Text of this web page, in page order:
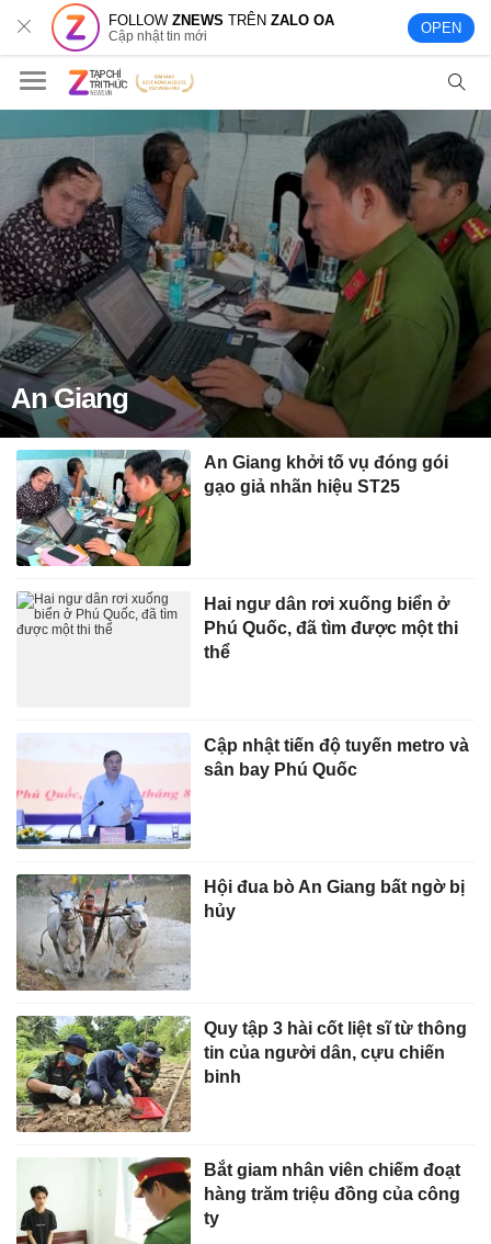
FOLLOWZNEWS TRÊNZALO OA
Cập nhật tin mới OPEN
An Giang
An Giang khởi tố vụ đóng gói
gạo giả nhãn hiệu ST25
Hai ngư dân rơi xuống biển ở
Phú Quốc, đã tìm được một thi
thể
Cập nhật tiến độ tuyến metro và
sân bay Phú Quốc
Hội đua bò An Giang bất ngờ bị
hủy
Quy tập 3 hài cốt liệt sĩ từ thông
tin của người dân, cựu chiến
binh
Bắt giam nhân viên chiếm đoạt
hàng trăm triệu đồng của công
ty